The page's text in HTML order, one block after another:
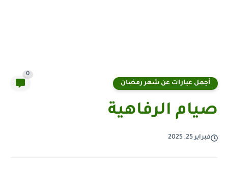
أجمل عبارات عن شهر رمضان
0
صيام الرفاهية
فبراير 25, 2025